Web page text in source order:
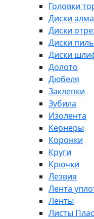
Головки
Диски
Диски
Диски
Диски
Долото
Дюбеля
Заклепки
Зубила
Изолента
Кернеры
Коронки
Круги
Крючки
Лезвия
Лента
Ленты
Листы